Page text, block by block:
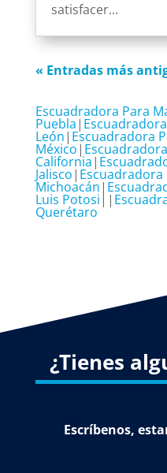
satisfacer...
« Entradas más
Escuadradora Para
Puebla|
León| Escuadradora
México|
California|
Jalisco| Escuadradora
Michoacán|
Luis Potosi ||
Querétaro
¿Tienes
Escríbenos,